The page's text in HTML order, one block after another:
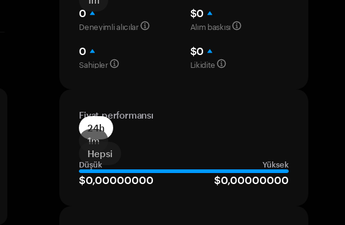
0
Deneyimli alıcılar
$0
Alım baskısı
0
Sahipler
$0
Likidite
Fiyat performansı
24h
1m
Hepsi
Düşük Yüksek
$0,00000000 $0,00000000